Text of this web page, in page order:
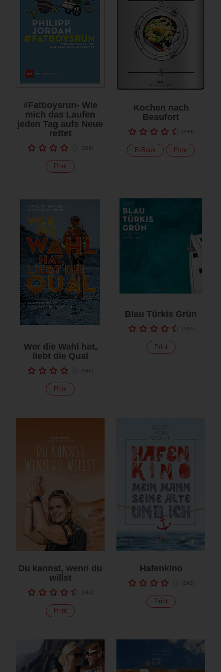
#Fatboysrun- Wie
mich das Laufen
jeden Tag aufs Neue
rettet
(166)
Print
Kochen nach
Beaufort
(299)
E-Book Print
Wer die Wahl hat,
liebt die Qual
(140)
Print
Blau Türkis Grün
(197)
Print
Du kannst, wenn du
willst
(143)
Print
Hafenkino
(192)
Print